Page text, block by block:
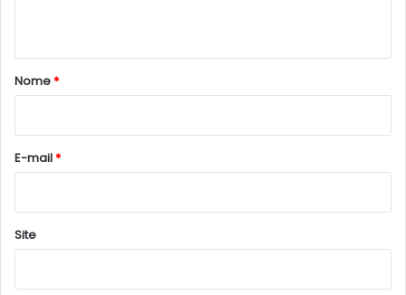
r
*
Nome*
E-mail*
Site